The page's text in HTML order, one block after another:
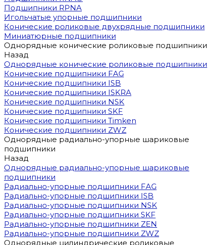
Подшипники RPNA
Игольчатые упорные подшипники
Конические роликовые двухрядные подшипники
Миниатюрные подшипники
Однорядные конические роликовые подшипники
Назад
Однорядные конические роликовые подшипники
Конические подшипники FAG
Конические подшипники ISB
Конические подшипники ISKRA
Конические подшипники NSK
Конические подшипники SKF
Конические подшипники Timken
Конические подшипники ZWZ
Однорядные радиально-упорные шариковые
подшипники
Назад
Однорядные радиально-упорные шариковые
подшипники
Радиально-упорные подшипники FAG
Радиально-упорные подшипники ISB
Радиально-упорные подшипники NSK
Радиально-упорные подшипники SKF
Радиально-упорные подшипники ZEN
Радиально-упорные подшипники ZWZ
Однорядные цилиндрические роликовые